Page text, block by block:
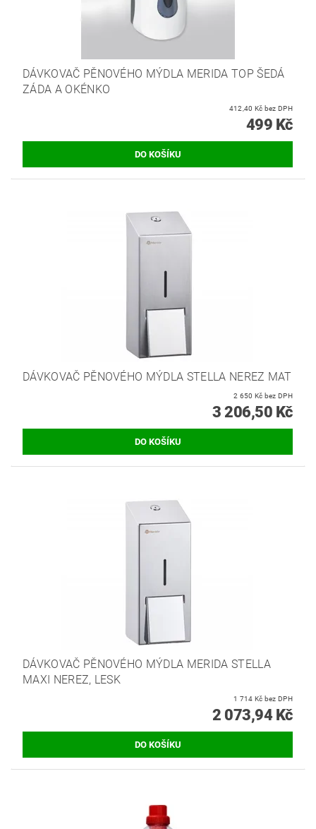
DÁVKOVAČ PĚNOVÉHO MÝDLA MERIDA TOP ŠEDÁ
ZÁDA A OKÉNKO
412,40 Kč bez DPH
499 Kč
DÁVKOVAČ PĚNOVÉHO MÝDLA STELLA NEREZ MAT
2 650 Kč bez DPH
3 206,50 Kč
DÁVKOVAČ PĚNOVÉHO MÝDLA MERIDA STELLA
MAXI NEREZ, LESK
1 714 Kč bez DPH
2 073,94 Kč